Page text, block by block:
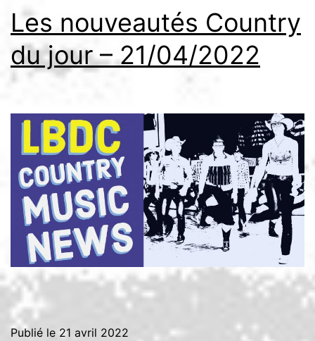
Les nouveautés Country
du jour – 21/04/2022
Publié le 21 avril 2022